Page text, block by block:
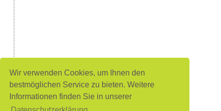
Wir verwenden Cookies, um Ihnen den
bestmöglichen Service zu bieten. Weitere
Informationen finden Sie in unserer